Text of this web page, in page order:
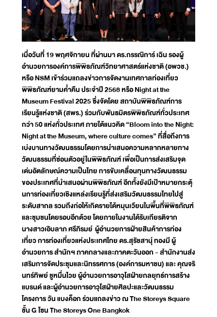
เมื่อวันที่ 19 พฤศจิกายน ที่ผ่านมา ดร.กรรณิการ์ เฉิน รองผู้
อำนวยการองค์การพิพิธภัณฑ์วิทยาศาสตร์แห่งชาติ (อพวช.)
หรือ NSM เข้าร่วมแถลงข่าวการจัดงานเทศกาลท่องเที่ยว
พิพิธภัณฑ์ยามค่ำคืน ประจำปี 2568 หรือ Night at the
Museum Festival 2025 ซึ่งจัดโดย สถาบันพิพิธภัณฑ์การ
เรียนรู้แห่งชาติ (สพร.) ร่วมกับพันธมิตรพิพิธภัณฑ์ทั่วประเทศ
กว่า 50 แห่งทั่วประเทศ ภายใต้แนวคิด “Bloom into the Night:
Night at the Museum, where culture comes” ที่สื่อถึงการ
เบ่งบานทางวัฒนธรรมโดยการนำเสนอความหลากหลายทาง
วัฒนธรรมที่ซ่อนตัวอยู่ในพิพิธภัณฑ์ เพื่อเป็นการส่งเสริมจุด
เด่นอัตลักษณ์ความเป็นไทย การขับเคลื่อนทุนทางวัฒนธรรม
ของประเทศที่นำเสนอผ่านพิพิธภัณฑ์ อีกทั้งยังมีเป้าหมายกระตุ้
นการท่องเที่ยวเชิงแหล่งเรียนรู้ที่ส่งเสริมวัฒนธรรมไทยไปสู่
ระดับสากล รวมถึงก่อให้เกิดรายได้หมุนเวียนในพื้นที่พิพิธภัณฑ์
และชุมชนโดยรอบอีกด้วย โดยภายในงานได้รับเกียรติจาก
นางสาวเอิบลาภ ศรีภิรมย์ ผู้อำนวยการฝ่ายสินค้าการท่อง
เที่ยว การท่องเที่ยวแห่งประเทศไทย ดร.สุรัชสานุ์ ทองมี ผู้
อำนวยการ สำนักฯ ภาคกลางและภาคตะวันออก - สำนักงานส่ง
เสริมการจัดประชุมและนิทรรศการ (องค์การมหาชน) และ คุณจริ
นทร์ทิพย์ ชูหมื่นไวย ผู้อำนวยการอาวุโสฝ่ายกลยุทธ์การสร้าง
แบรนด์ และผู้อำนวยการอาวุโสฝ่ายศิลปะและวัฒนธรรม
โครงการ วัน แบงค็อก ร่วมแถลงข่าว ณ The Storeys Square
ชั้น G โซน The Storeys One Bangkok